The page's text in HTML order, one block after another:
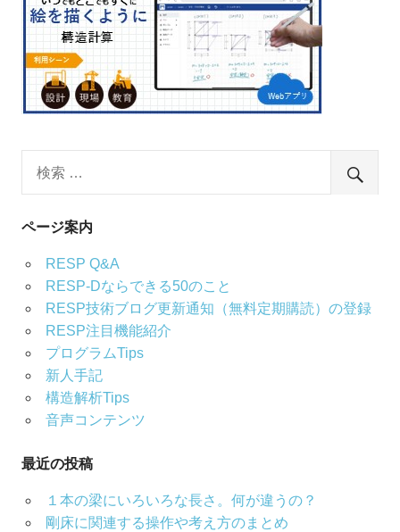
ページ案内
RESP Q&A
RESP-Dならできる50のこと
RESP技術ブログ更新通知（無料定期購読）の登録
RESP注目機能紹介
プログラムTips
新人手記
構造解析Tips
音声コンテンツ
最近の投稿
１本の梁にいろいろな長さ。何が違うの？
剛床に関連する操作や考え方のまとめ